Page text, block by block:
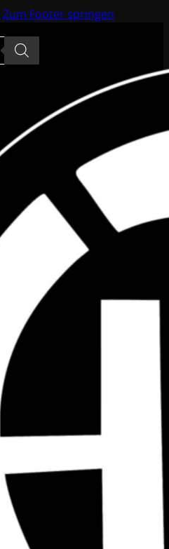
Zum Footer springen